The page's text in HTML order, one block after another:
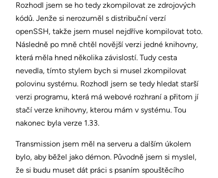
Rozhodl jsem se ho tedy zkompilovat ze zdrojových
kódů. Jenže si nerozuměl s distribuční verzí
openSSH, takže jsem musel nejdříve kompilovat toto.
Následně po mně chtěl novější verzi jedné knihovny,
která měla hned několika závislostí. Tudy cesta
nevedla, tímto stylem bych si musel zkompilovat
polovinu systému. Rozhodl jsem se tedy hledat starší
verzi programu, která má webové rozhraní a přitom jí
stačí verze knihovny, kterou mám v systému. Tou
nakonec byla verze 1.33.
Transmission jsem měl na serveru a dalším úkolem
bylo, aby běžel jako démon. Původně jsem si myslel,
že si budu muset dát práci s psaním spouštěcího